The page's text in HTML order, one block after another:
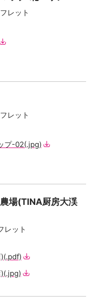
レット
レット
プ-02(.jpg)
場(TINA厨房大渓
レット
(.pdf)
(.jpg)